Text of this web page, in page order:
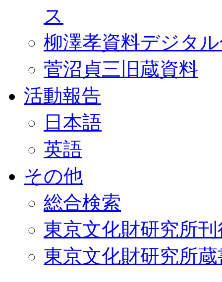
ス
柳澤孝資料デジタ
菅沼貞三旧蔵資料
活動報告
日本語
英語
その他
総合検索
東京文化財研究所
東京文化財研究所